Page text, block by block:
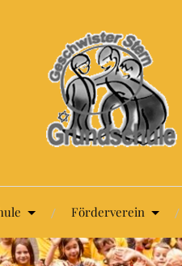
Förderverein